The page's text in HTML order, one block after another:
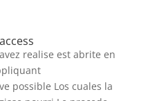
realise est abrite en
possible Los cuales la